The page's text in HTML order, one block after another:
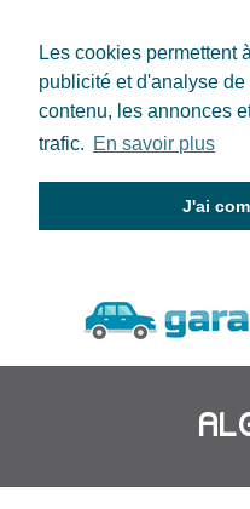
Les cookies permettent
publicité et d'analyse
contenu, les annonces
trafic. En savoir plus
J'ai